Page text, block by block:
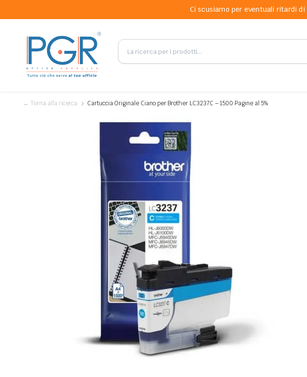
Ci scusiamo per eventuali ritardi
← Torna alla ricerca Cartuccia Originale Ciano per Brother LC3237C – 1500 Pagine al 5%